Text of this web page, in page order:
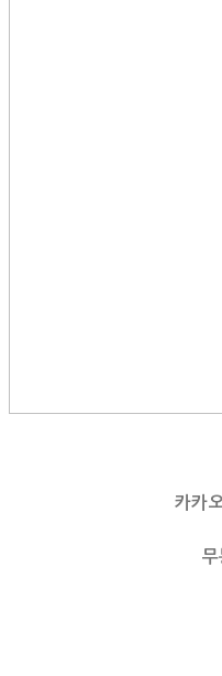
카카
무